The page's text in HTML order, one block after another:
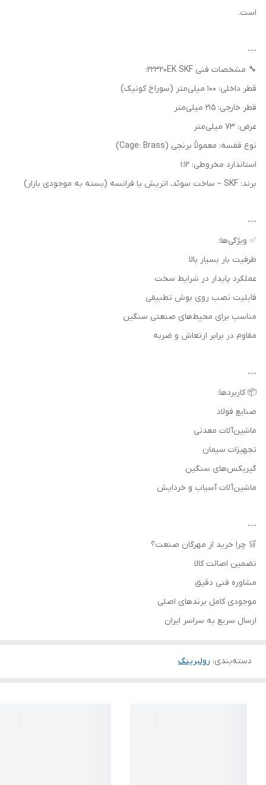
است.
---
🔧 مشخصات فنی 22320EK SKF:
قطر داخلی: 100 میلی‌متر (سوراخ کونیک)
قطر خارجی: 215 میلی‌متر
عرض: 73 میلی‌متر
نوع قفسه: معمولاً برنجی (Cage: Brass)
استاندارد مخروطی: 1:12
برند: SKF – ساخت سوئد، اتریش یا فرانسه (بسته به موجودی بازار)
---
✅ ویژگی‌ها:
ظرفیت بار بسیار بالا
عملکرد پایدار در شرایط سخت
قابلیت نصب روی بوش تطبیقی
مناسب برای محیط‌های صنعتی سنگین
مقاوم در برابر ارتعاش و ضربه
---
📦 کاربردها:
صنایع فولاد
ماشین‌آلات معدنی
تجهیزات سیمان
گیربکس‌های سنگین
ماشین‌آلات آسیاب و خردایش
---
🛒 چرا خرید از مهرگان صنعت؟
تضمین اصالت کالا
مشاوره فنی دقیق
موجودی کامل برندهای اصلی
ارسال سریع به سراسر ایران
دسته‌بندی: رولبرینگ